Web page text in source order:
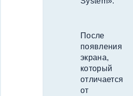
После
появления
экрана,
который
отличается
от